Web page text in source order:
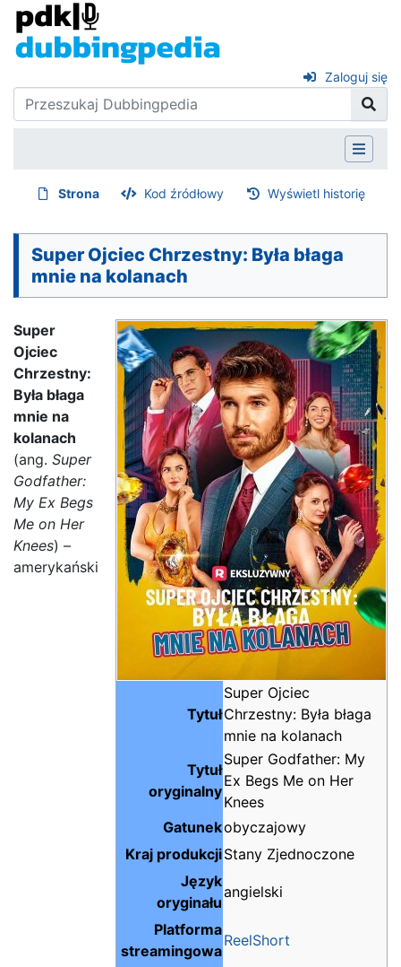
Zaloguj się
Strona Kod źródłowy Wyświetl historię
Super Ojciec Chrzestny: Była błaga
mnie na kolanach
Tytuł
Super Ojciec
Chrzestny: Była błaga
mnie na kolanach
Tytuł
oryginalny
Super Godfather: My
Ex Begs Me on Her
Knees
Gatunekobyczajowy
Kraj produkcjiStany Zjednoczone
Język
oryginału
angielski
Platforma
streamingowa
ReelShort
Super
Ojciec
Chrzestny:
Była błaga
mnie na
kolanach
(ang. Super
Godfather:
My Ex Begs
Me on Her
Knees) –
amerykański